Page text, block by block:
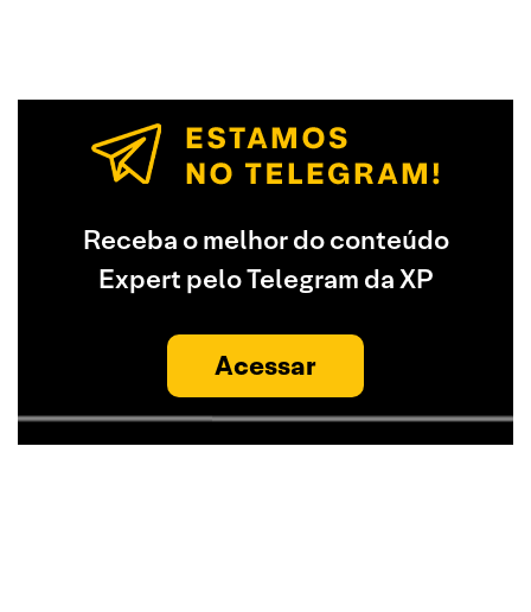
Receba o melhor do conteúdo
Expert pelo Telegram da XP
Acessar